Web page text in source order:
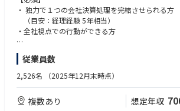
【働く魅力】
・運用・開発経験が活かせる
「リリース後に運用で苦労するシステム」を一番
用経験者です。その知見を活かし、保守性が高く、
テクチャを自らの手で設計できます。
・技術選定の裁量権
「この機能にはこのAWSサービスを使おう」「ラ
よう」といった技術的な意思決定に関われます。新
い方が活躍できる環境です。
・メンバー指導
・各社のカウンターとして会計含めた相談事項対応
・全社課題の発見、解決策の構築・実行のリード
・ 独力で１つの会社決算処理を完結させられる方
（目安：経理経験 5年相当）
・全社視点での行動ができる方
【歓迎】
・部下育成経験のある方（3~5名程度以上）
・ビジネスでの英語の使用経験がある方
・全社課題解決のプロジェクトリーダー経験
・上場企業での経理経験をお持ちの方
従業員数
2,526名 （2025年12月末時点）
複数あり 想定年収